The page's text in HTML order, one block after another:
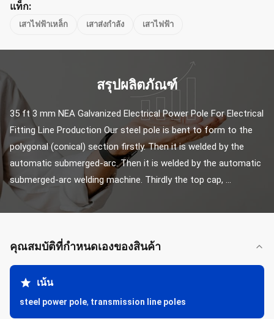
แท็ก:
เสาไฟฟ้าเหล็ก เสาส่งกำลัง เสาไฟฟ้า
สรุปผลิตภัณฑ์
35 ft 3 mm NEA Galvanized Electrical Power Pole For Electrical
Fitting Line Production Our steel pole is bent to form to the
polygonal (conical) section firstly. Then it is welded by the
automatic submerged-arc. Then it is welded by the automatic
submerged-arc welding machine. Thirdly the top cap, ...
คุณสมบัติที่กําหนดเองของสินค้า
เน้น
steel power pole, transmission line poles